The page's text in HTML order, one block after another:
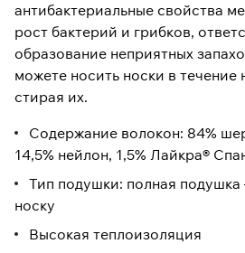
антибактериальные свойства
рост бактерий и грибков,
образование неприятных
можете носить носки в течение
стирая их.
Содержание волокон: 84%
14,5% нейлон, 1,5% Лайкра®
Тип подушки: полная
носку
Высокая теплоизоляция